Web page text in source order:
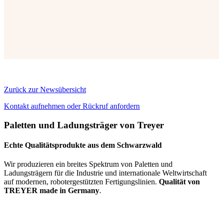
Zurück zur Newsübersicht
Kontakt aufnehmen oder Rückruf anfordern
Paletten und Ladungsträger von Treyer
Echte Qualitätsprodukte aus dem Schwarzwald
Wir produzieren ein breites Spektrum von Paletten und
Ladungsträgern für die Industrie und internationale Weltwirtschaft
auf modernen, robotergestützten Fertigungslinien. Qualität von
TREYER made in Germany.